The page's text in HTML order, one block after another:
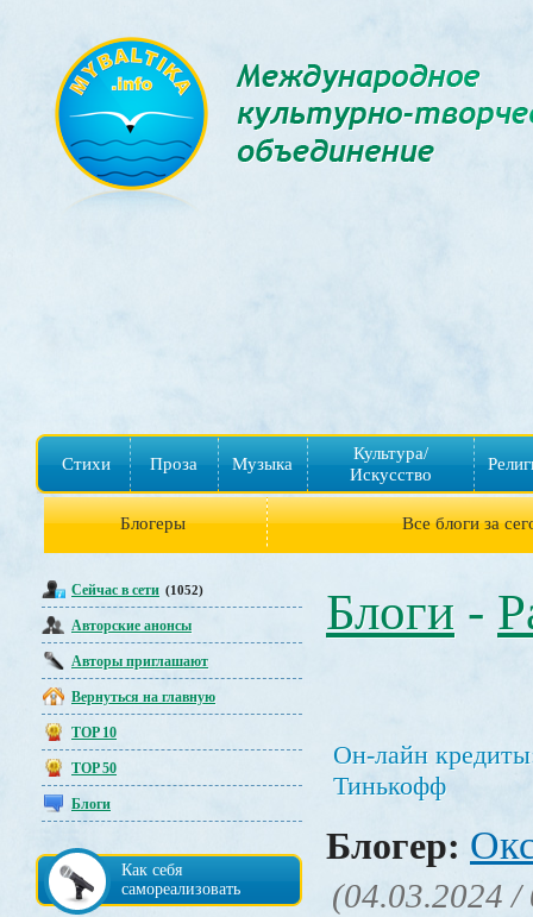
Стихи Проза Музыка
Культура/
Искусство
Блогеры Все блоги за
Сейчас в сети (1052)
Авторские анонсы
Авторы приглашают
Вернуться на главную
TOP 10
TOP 50
Блоги
Как себя
самореализовать
Блоги -
Он-лайн
Тинькофф
Блогер:
(04.03.2024 /